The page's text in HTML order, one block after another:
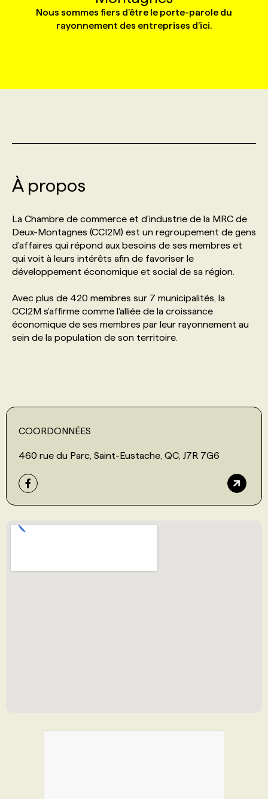
NOUVEAUX MANDATS
PRIX ET DISTINCTIONS
TENDANCES
MARKETING ET COMMUNICATION
GEO/SEO
ÉVÉNEMENTIEL
NOS AUTEUR‧RICES
BULLETIN RECRUTEMENT
AFFICHEZ UN POSTE / TARIFS
FAQ
ANNONCEZ AVEC NOUS
CANDIDAT
NOS CONFÉRENCES
FORMATIONS
FORMATIONS PERSONNALISÉES
NOS FORMATEUR‧RICES
POURQUOI CHOISIR NOS FORMATIONS
NOS TARIFS
PROGRAMMES DE SUBVENTIONS
FAQ
NOS TARIFS
NOS EXPERTISES
FAQ
ANNONCEZ AVEC NOUS
Nous sommes fiers d’être le porte-parole du
rayonnement des entreprises d’ici.
À propos
La Chambre de commerce et d'industrie de la MRC de
Deux-Montagnes (CCI2M) est un regroupement de gens
d'affaires qui répond aux besoins de ses membres et
qui voit à leurs intérêts afin de favoriser le
développement économique et social de sa région.
Avec plus de 420 membres sur 7 municipalités, la
CCI2M s'affirme comme l'alliée de la croissance
économique de ses membres par leur rayonnement au
sein de la population de son territoire.
COORDONNÉES
460 rue du Parc, Saint-Eustache, QC, J7R 7G6